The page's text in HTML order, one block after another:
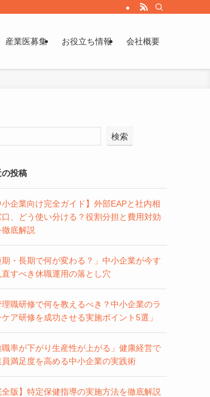
産業医募集 お役立ち情報 会社概要
検索
の投稿
小企業向け完全ガイド】外部EAPと社内相
口、どう使い分ける？役割分担と費用対効
底解説
期・長期で何が変わる？」中小企業が今す
直すべき休職運用の落とし穴
理職研修で何を教えるべき？中小企業のラ
ケア研修を成功させる実施ポイント5選」
職率が下がり生産性が上がる」健康経営で
員満足度を高める中小企業の実践術
全版】特定保健指導の実施方法を徹底解説